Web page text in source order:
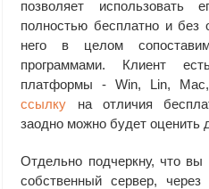
позволяет
полностью бесплатно и без
него в целом
программами. Клиент
платформы - Win, Lin,
ссылку на отличия
заодно можно будет оценить
Отдельно подчеркну, что вы
собственный сервер,